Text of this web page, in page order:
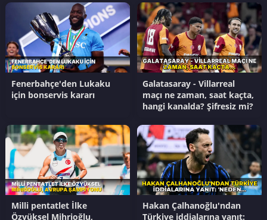
Fenerbahçe'den Lukaku
için bonservis kararı
Galatasaray - Villarreal
maçı ne zaman, saat kaçta,
hangi kanalda? Şifresiz mi?
Milli pentatlet İlke
Özyüksel Mihrioğlu,
Hakan Çalhanoğlu'ndan
Türkiye iddialarına yanıt: